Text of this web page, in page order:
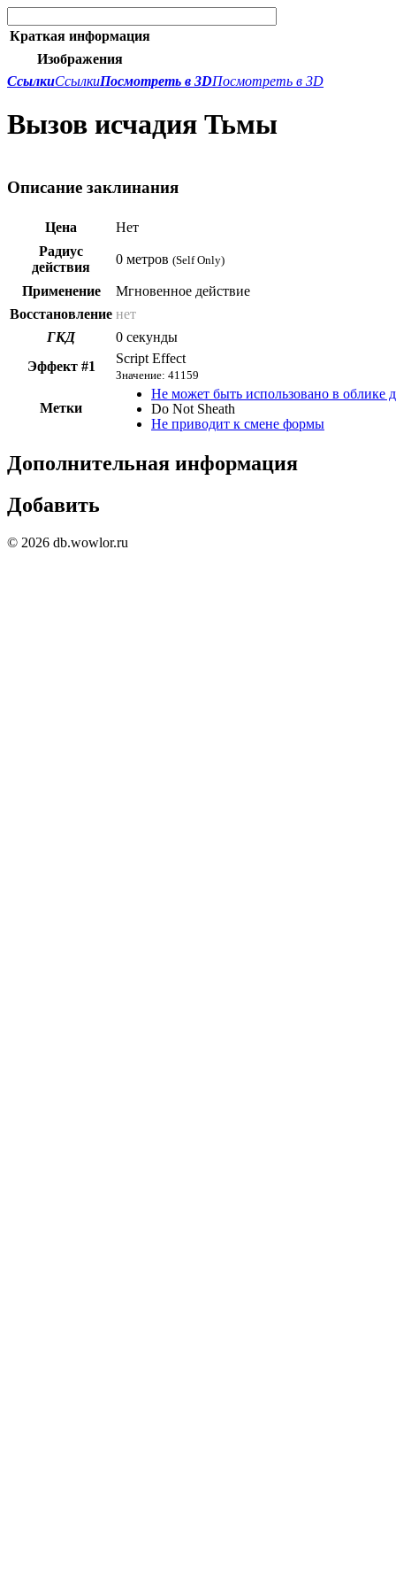
Краткая информация
Изображения
СсылкиСсылкиПосмотреть в 3DПосмотреть в 3D
Вызов исчадия Тьмы
Описание заклинания
Цена
Нет
Радиус
действия
0 метров (Self Only)
Применение
Мгновенное действие
Восстановление нет
ГКД
0 секунды
Эффект #1
Script Effect
Значение: 41159
Метки
Не может быть использовано в облике
Do Not Sheath
Не приводит к смене формы
Дополнительная информация
Добавить
© 2026 db.wowlor.ru